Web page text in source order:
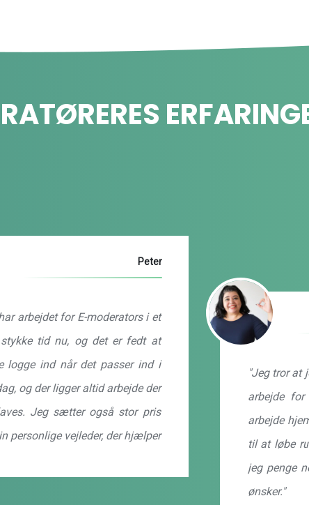
Peter
arbejdet for E-moderators i et
tid nu, og det er fedt at
logge ind når det passer ind i
og der ligger altid arbejde der
Jeg sætter også stor pris
personlige vejleder, der hjælper
"Jeg tror at
arbejde
arbejde
til at løbe
jeg penge
ønsker."